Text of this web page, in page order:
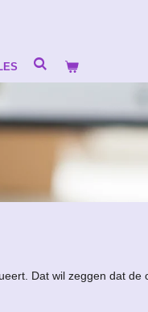
Dat wil zeggen dat de